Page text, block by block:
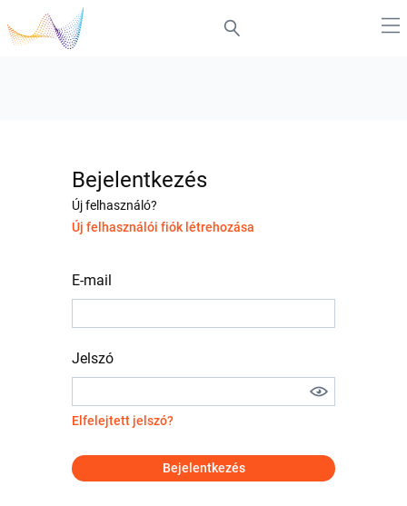
Bejelentkezés
Új felhasználó?
Új felhasználói fiók létrehozása
E-mail
Jelszó
Elfelejtett jelszó?
Bejelentkezés